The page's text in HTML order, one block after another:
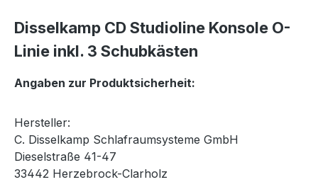
Disselkamp CD Studioline Konsole O-
Linie inkl. 3 Schubkästen
Angaben zur Produktsicherheit:
Hersteller:
C. Disselkamp Schlafraumsysteme GmbH
Dieselstraße 41-47
33442 Herzebrock-Clarholz